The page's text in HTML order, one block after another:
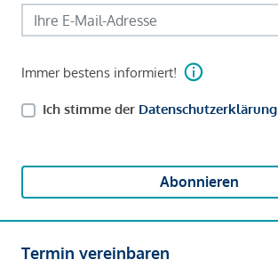
Immer bestens informiert!
Ich stimme der Datenschutzerklärung
Abonnieren
Termin vereinbaren